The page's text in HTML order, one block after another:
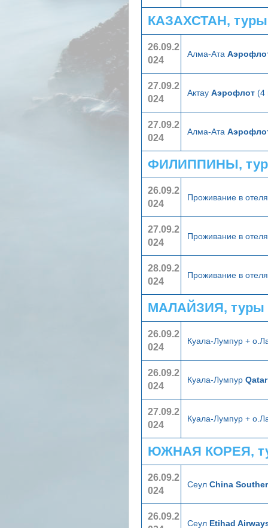
КАЗАХСТАН,
26.09.2
024
Алма-Ата
27.09.2
024
Актау Аэрофлот (4
27.09.2
024
Алма-Ата
ФИЛИППИНЫ,
26.09.2
024
Проживание в
27.09.2
024
Проживание в
28.09.2
024
Проживание в
МАЛАЙЗИЯ, туры
26.09.2
024
Куала-Лумпур +
26.09.2
024
Куала-Лумпур
27.09.2
024
Куала-Лумпур +
ЮЖНАЯ КОРЕЯ,
26.09.2
024
Сеул China
26.09.2
Сеул Etihad